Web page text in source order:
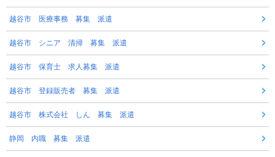
越谷市 医療事務 募集 派遣
越谷市 シニア 清掃 募集 派遣
越谷市 保育士 求人募集 派遣
越谷市 登録販売者 募集 派遣
越谷市 株式会社 しん 募集 派遣
静岡 内職 募集 派遣